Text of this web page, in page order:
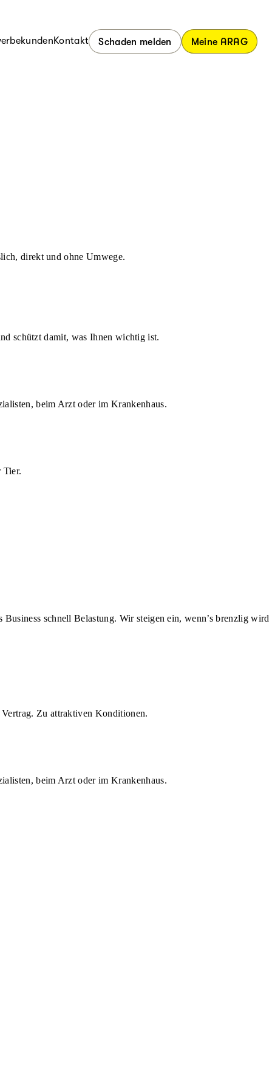
Kontakt Schaden melden Meine ARAG
direkt und ohne Umwege.
schützt damit, was Ihnen wichtig ist.
beim Arzt oder im Krankenhaus.
Tier.
schnell Belastung. Wir steigen ein, wenn’s brenzlig wird
Zu attraktiven Konditionen.
beim Arzt oder im Krankenhaus.